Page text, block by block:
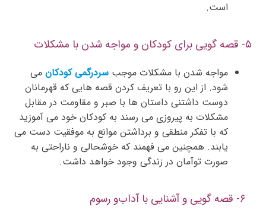
است.
۵- قصه‌ گویی برای کودکان و مواجه شدن با مشکلات
مواجه شدن با مشکلات موجب سردرگمی کودکان می
شود. از این رو با تعریف کردن قصه هایی که قهرمانان
دوست داشتنی داستان ها با صبر و مقاومت در مقابل
مشکلات به پیروزی می رسند به کودکان خود می آموزید
که با تفکر منطقی و برداشتن موانع به موفقیت دست می
یابند. همچنین می فهمند که خوشحالی و ناراحتی به
صورت توآمان در زندگی وجود خواهد داشت.